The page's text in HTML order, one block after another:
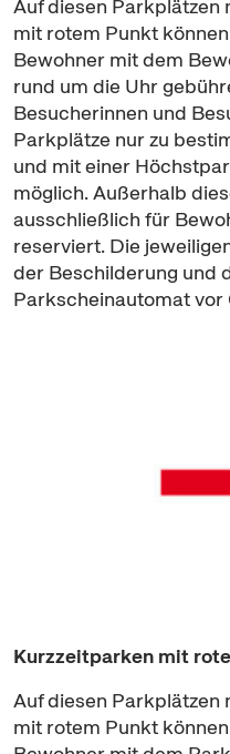
Auf diesen
mit rotem Punkt
Bewohner mit dem
rund um die Uhr
Besucherinnen und
Parkplätze nur zu
und mit einer
möglich. Außerhalb
ausschließlich für
reserviert. Die
der Beschilderung und
Parkscheinautomat vor
Kurzzeitparken mit
Auf diesen
mit rotem Punkt